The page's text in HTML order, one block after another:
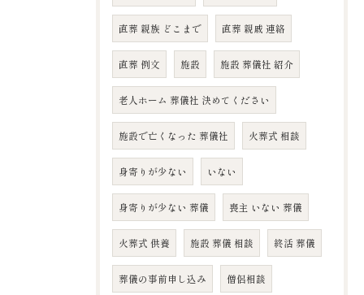
直葬 親族 どこまで 直葬 親戚 連絡
直葬 例文 施設 施設 葬儀社 紹介
老人ホーム 葬儀社 決めてください
施設で亡くなった 葬儀社 火葬式 相談
身寄りが少ない いない
身寄りが少ない 葬儀 喪主 いない 葬儀
火葬式 供養 施設 葬儀 相談 終活 葬儀
葬儀の事前申し込み 僧侶相談